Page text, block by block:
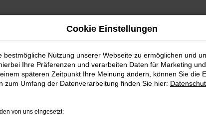
Cookie Einstellungen
bestmögliche Nutzung unserer Webseite zu ermöglichen und
Ihre Präferenzen und verarbeiten Daten für Marketing
späteren Zeitpunkt Ihre Meinung ändern, können Sie die
zum Umfang der Datenverarbeitung finden Sie hier:
von uns eingesetzt: